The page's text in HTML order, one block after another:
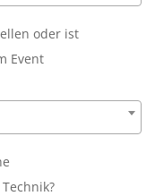
oder ist
Event